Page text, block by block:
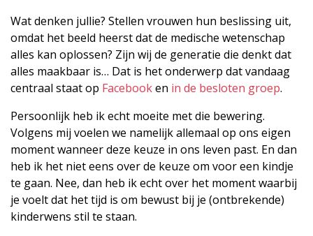
Wat denken jullie? Stellen vrouwen hun beslissing uit,
omdat het beeld heerst dat de medische wetenschap
alles kan oplossen? Zijn wij de generatie die denkt dat
alles maakbaar is… Dat is het onderwerp dat vandaag
centraal staat op Facebooken in de besloten groep.
Persoonlijk heb ik echt moeite met die bewering.
Volgens mij voelen we namelijk allemaal op ons eigen
moment wanneer deze keuze in ons leven past. En dan
heb ik het niet eens over de keuze om voor een kindje
te gaan. Nee, dan heb ik echt over het moment waarbij
je voelt dat het tijd is om bewust bij je (ontbrekende)
kinderwens stil te staan.